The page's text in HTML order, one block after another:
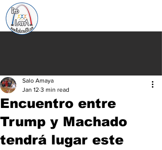
Encuentro entre
Trump y Machado
tendrá lugar este
Salo Amaya
Jan 12 3 min read